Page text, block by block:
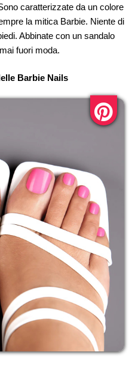
caratterizzate da un colore
la mitica Barbie. Niente di
Abbinate con un sandalo
fuori moda.
Barbie Nails